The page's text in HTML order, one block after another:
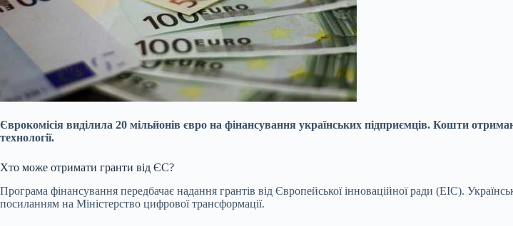
Єврокомісія виділила 20 мільйонів євро на фінансування українських підприємців. Кошти
технології.
Хто може отримати гранти від ЄС?
Програма фінансування передбачає надання грантів від Європейської інноваційної ради (EIC).
посиланням на Міністерство цифрової трансформації.